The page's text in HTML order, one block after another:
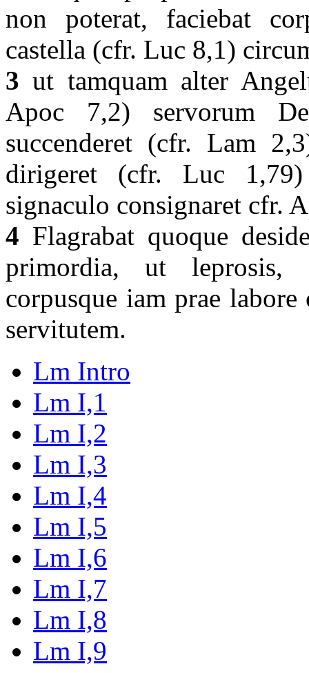
non poterat, faciebat
castella (cfr. Luc 8,1)
3 ut tamquam alter
Apoc 7,2) servorum
succenderet (cfr. Lam
dirigeret (cfr. Luc
signaculo consignaret cfr.
4 Flagrabat quoque
primordia, ut leprosis,
corpusque iam prae
servitutem.
Lm Intro
Lm I,1
Lm I,2
Lm I,3
Lm I,4
Lm I,5
Lm I,6
Lm I,7
Lm I,8
Lm I,9